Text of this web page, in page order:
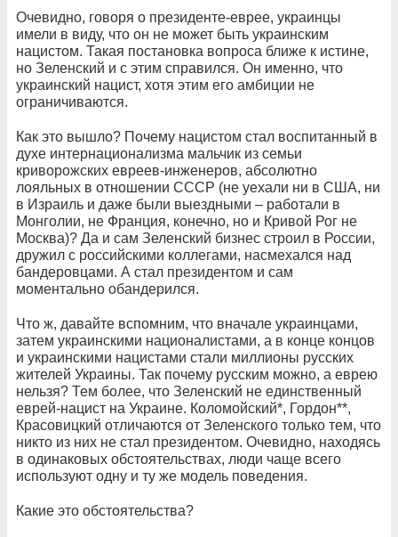
Очевидно, говоря о президенте-еврее, украинцы
имели в виду, что он не может быть украинским
нацистом. Такая постановка вопроса ближе к истине,
но Зеленский и с этим справился. Он именно, что
украинский нацист, хотя этим его амбиции не
ограничиваются.
Как это вышло? Почему нацистом стал воспитанный в
духе интернационализма мальчик из семьи
криворожских евреев-инженеров, абсолютно
лояльных в отношении СССР (не уехали ни в США, ни
в Израиль и даже были выездными – работали в
Монголии, не Франция, конечно, но и Кривой Рог не
Москва)? Да и сам Зеленский бизнес строил в России,
дружил с российскими коллегами, насмехался над
бандеровцами. А стал президентом и сам
моментально обандерился.
Что ж, давайте вспомним, что вначале украинцами,
затем украинскими националистами, а в конце концов
и украинскими нацистами стали миллионы русских
жителей Украины. Так почему русским можно, а еврею
нельзя? Тем более, что Зеленский не единственный
еврей-нацист на Украине. Коломойский*, Гордон**,
Красовицкий отличаются от Зеленского только тем, что
никто из них не стал президентом. Очевидно, находясь
в одинаковых обстоятельствах, люди чаще всего
используют одну и ту же модель поведения.
Какие это обстоятельства?